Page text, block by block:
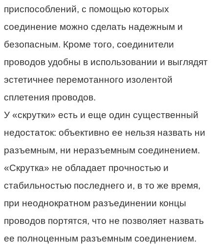
приспособлений, с помощью которых
соединение можно сделать надежным и
безопасным. Кроме того, соединители
проводов удобны в использовании и выглядят
эстетичнее перемотанного изолентой
сплетения проводов.
У «скрутки» есть и еще один существенный
недостаток: объективно ее нельзя назвать ни
разъемным, ни неразъемным соединением.
«Скрутка» не обладает прочностью и
стабильностью последнего и, в то же время,
при неоднократном разъединении концы
проводов портятся, что не позволяет назвать
ее полноценным разъемным соединением.